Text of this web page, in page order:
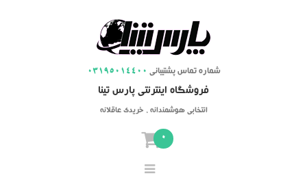
03195014400 شماره تماس پشتیبانی
فروشگاه اینترنتی پارس تینا
انتخابی هوشمندانه ، خریدی عاقلانه
0